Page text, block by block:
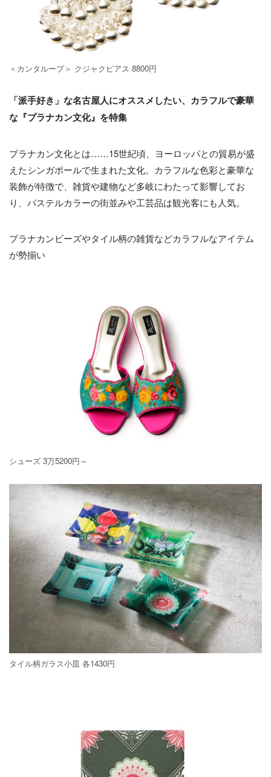
＜カンタループ＞ クジャクピアス 8800円
「派手好き」な名古屋人にオススメしたい、カラフルで豪華
な『プラナカン文化』を特集
プラナカン文化とは……15世紀頃、ヨーロッパとの貿易が盛
えたシンガポールで生まれた文化。カラフルな色彩と豪華な
装飾が特徴で、雑貨や建物など多岐にわたって影響してお
り、パステルカラーの街並みや工芸品は観光客にも人気。
プラナカンビーズやタイル柄の雑貨などカラフルなアイテム
が勢揃い
シューズ 3万5200円～
タイル柄ガラス小皿 各1430円